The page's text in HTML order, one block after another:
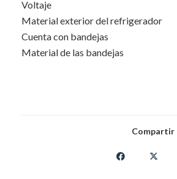
Voltaje
Material exterior del refrigerador
Cuenta con bandejas
Material de las bandejas
Compartir